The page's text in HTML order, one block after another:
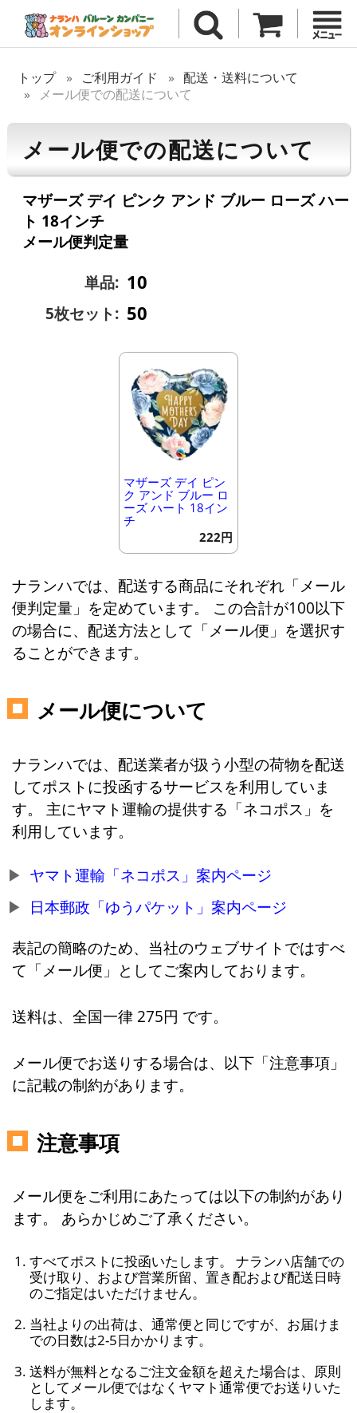
トップ ご利用ガイド
配送・送料について
メール便での配送について
メール便での配送について
マザーズ デイ ピンク アンド ブルー ローズ ハー
ト 18インチ
メール便判定量
単品: 10
5枚セット: 50
マザーズ デイ ピン
ク アンド ブルー ロ
ーズ ハート 18イン
チ
222円
ナランハでは、配送する商品にそれぞれ「メール
便判定量」を定めています。 この合計が100以下
の場合に、配送方法として「メール便」を選択す
ることができます。
メール便について
ナランハでは、配送業者が扱う小型の荷物を配送
してポストに投函するサービスを利用していま
す。 主にヤマト運輸の提供する「ネコポス」を
利用しています。
ヤマト運輸「ネコポス」案内ページ
日本郵政「ゆうパケット」案内ページ
表記の簡略のため、当社のウェブサイトではすべ
て「メール便」としてご案内しております。
送料は、全国一律 275円 です。
メール便でお送りする場合は、以下「注意事項」
に記載の制約があります。
注意事項
メール便をご利用にあたっては以下の制約があり
ます。 あらかじめご了承ください。
すべてポストに投函いたします。 ナランハ店舗での
受け取り、および営業所留、置き配および配送日時
のご指定はいただけません。
当社よりの出荷は、通常便と同じですが、お届けま
での日数は2-5日かかります。
送料が無料となるご注文金額を超えた場合は、原則
としてメール便ではなくヤマト通常便でお送りいた
します。